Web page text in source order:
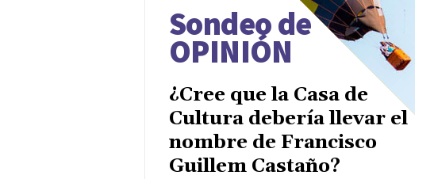
Sondeo de
OPINIÓN
¿Cree que la Casa de
Cultura debería llevar el
nombre de Francisco
Guillem Castaño?